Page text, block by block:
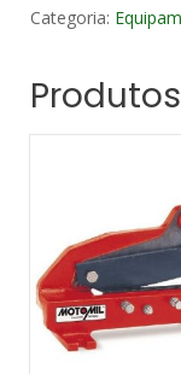
Categoria: